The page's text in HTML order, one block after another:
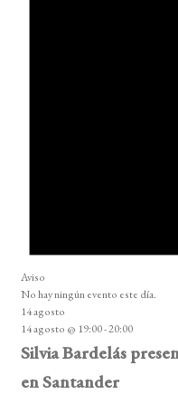
Aviso
No hay ningún evento este día.
14 agosto
14 agosto @ 19:00-20:00
Silvia Bardelás
en Santander